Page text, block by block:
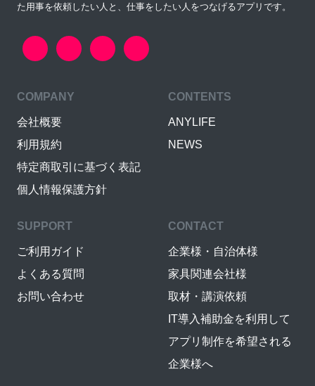
た用事を依頼したい人と、仕事をしたい人をつなげるアプリです。
COMPANY
会社概要
利用規約
特定商取引に基づく表記
個人情報保護方針
CONTENTS
ANYLIFE
NEWS
SUPPORT
ご利用ガイド
よくある質問
お問い合わせ
CONTACT
企業様・自治体様
家具関連会社様
取材・講演依頼
IT導入補助金を利用して
アプリ制作を希望される
企業様へ